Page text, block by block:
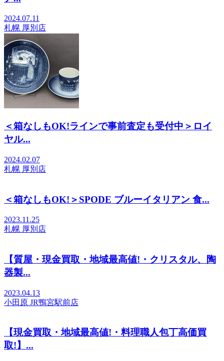
2024.07.11
札幌 厚別店
＜箱なしもOK!ラインで事前査定も受付中＞ロイ
ヤル...
2024.02.07
札幌 厚別店
＜箱なしもOK!＞SPODE ブルーイタリアン 食...
2023.11.25
札幌 厚別店
【質屋・現金買取・地域最高値!・クリスタル、陶
器製...
2023.04.13
小田原 JR鴨宮駅前店
【現金買取・地域最高値!・料理職人包丁高価買
取!】...